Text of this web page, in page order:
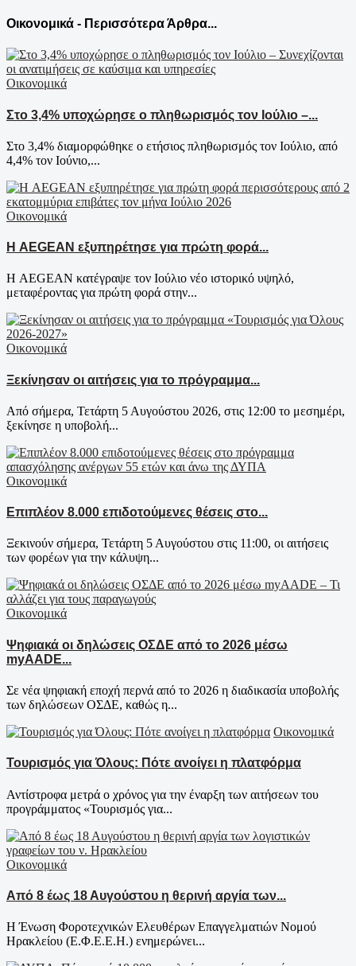
Οικονομικά - Περισσότερα Άρθρα...
Οικονομικά
Στο 3,4% υποχώρησε ο πληθωρισμός τον Ιούλιο –...
Στο 3,4% διαμορφώθηκε ο ετήσιος πληθωρισμός τον Ιούλιο, από
4,4% τον Ιούνιο,...
Οικονομικά
Η AEGEAN εξυπηρέτησε για πρώτη φορά...
Η AEGEAN κατέγραψε τον Ιούλιο νέο ιστορικό υψηλό,
μεταφέροντας για πρώτη φορά στην...
Οικονομικά
Ξεκίνησαν οι αιτήσεις για το πρόγραμμα...
Από σήμερα, Τετάρτη 5 Αυγούστου 2026, στις 12:00 το μεσημέρι,
ξεκίνησε η υποβολή...
Οικονομικά
Επιπλέον 8.000 επιδοτούμενες θέσεις στο...
Ξεκινούν σήμερα, Τετάρτη 5 Αυγούστου στις 11:00, οι αιτήσεις
των φορέων για την κάλυψη...
Οικονομικά
Ψηφιακά οι δηλώσεις ΟΣΔΕ από το 2026 μέσω
myAADE...
Σε νέα ψηφιακή εποχή περνά από το 2026 η διαδικασία υποβολής
των δηλώσεων ΟΣΔΕ, καθώς η...
Οικονομικά
Τουρισμός για Όλους: Πότε ανοίγει η πλατφόρμα
Αντίστροφα μετρά ο χρόνος για την έναρξη των αιτήσεων του
προγράμματος «Τουρισμός για...
Οικονομικά
Από 8 έως 18 Αυγούστου η θερινή αργία των...
Η Ένωση Φοροτεχνικών Ελευθέρων Επαγγελματιών Νομού
Ηρακλείου (Ε.Φ.Ε.Ε.Η.) ενημερώνει...